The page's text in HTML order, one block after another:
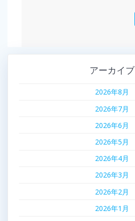
アーカイブ
2026年8月
2026年7月
2026年6月
2026年5月
2026年4月
2026年3月
2026年2月
2026年1月